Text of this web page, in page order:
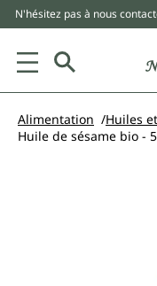
principal
N'hésitez pas à nous
Alimentation Huiles
Huile de sésame bio -
Ignorer la galerie